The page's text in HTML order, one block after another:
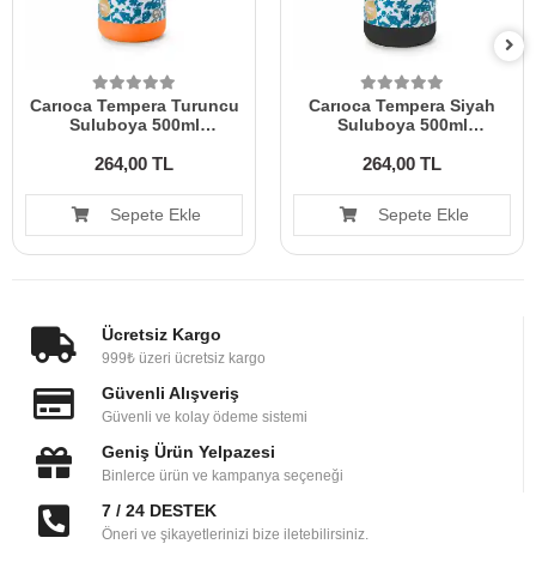
Carıoca Tempera Turuncu
Suluboya 500ml
264,00 TL
Sepete Ekle
Carıoca Tempera Siyah
Suluboya 500ml
264,00 TL
Sepete Ekle
Ücretsiz Kargo
999₺ üzeri ücretsiz kargo
Güvenli Alışveriş
Güvenli ve kolay ödeme sistemi
Geniş Ürün Yelpazesi
Binlerce ürün ve kampanya seçeneği
7 / 24 DESTEK
Öneri ve şikayetlerinizi bize iletebilirsiniz.